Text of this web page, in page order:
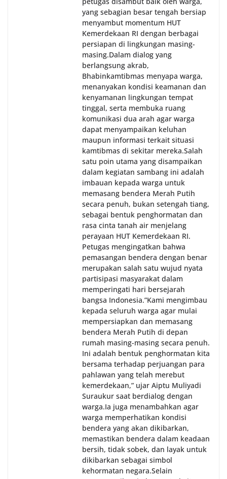
yang sebagian besar tengah bersiap
menyambut momentum HUT
Kemerdekaan RI dengan berbagai
persiapan di lingkungan masing-
masing.‎Dalam dialog yang
berlangsung akrab,
Bhabinkamtibmas menyapa warga,
menanyakan kondisi keamanan dan
kenyamanan lingkungan tempat
tinggal, serta membuka ruang
komunikasi dua arah agar warga
dapat menyampaikan keluhan
maupun informasi terkait situasi
kamtibmas di sekitar mereka.‎‎‎Salah
satu poin utama yang disampaikan
dalam kegiatan sambang ini adalah
imbauan kepada warga untuk
memasang bendera Merah Putih
secara penuh, bukan setengah tiang,
sebagai bentuk penghormatan dan
rasa cinta tanah air menjelang
perayaan HUT Kemerdekaan RI.
Petugas mengingatkan bahwa
pemasangan bendera dengan benar
merupakan salah satu wujud nyata
partisipasi masyarakat dalam
memperingati hari bersejarah
bangsa Indonesia.‎‎”Kami mengimbau
kepada seluruh warga agar mulai
mempersiapkan dan memasang
bendera Merah Putih di depan
rumah masing-masing secara penuh.
Ini adalah bentuk penghormatan kita
bersama terhadap perjuangan para
pahlawan yang telah merebut
kemerdekaan,” ujar Aiptu Muliyadi
Suraukur saat berdialog dengan
warga.‎‎Ia juga menambahkan agar
warga memperhatikan kondisi
bendera yang akan dikibarkan,
memastikan bendera dalam keadaan
bersih, tidak sobek, dan layak untuk
dikibarkan sebagai simbol
kehormatan negara.‎‎‎Selain